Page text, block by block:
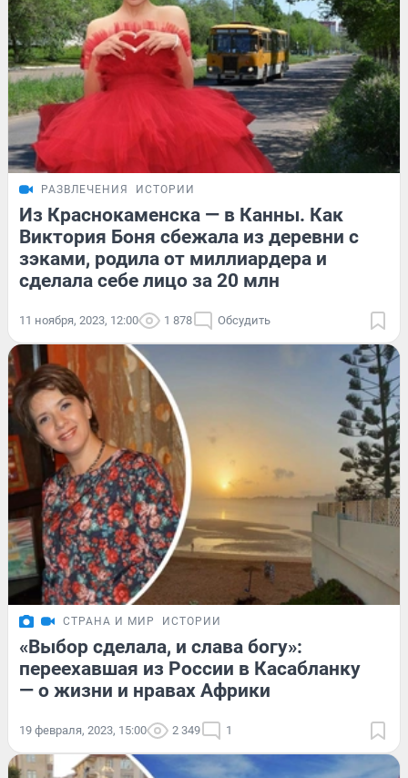
РАЗВЛЕЧЕНИЯ ИСТОРИИ
Из Краснокаменска — в Канны. Как
Виктория Боня сбежала из деревни с
зэками, родила от миллиардера и
сделала себе лицо за 20 млн
11 ноября, 2023, 12:00 1 878 Обсудить
СТРАНА И МИР ИСТОРИИ
«Выбор сделала, и слава богу»:
переехавшая из России в Касабланку
— о жизни и нравах Африки
19 февраля, 2023, 15:00 2 349 1